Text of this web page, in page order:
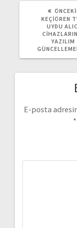
ÖNCEKI:
KEÇIÖREN
UYDU
YAZILIM
E-posta
*